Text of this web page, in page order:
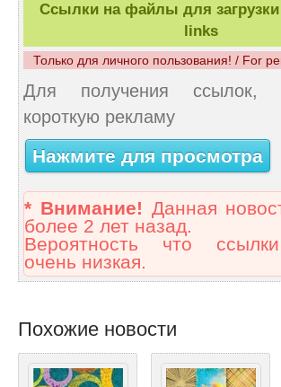
Ссылки на файлы для загрузки
links
Только для личного пользования! / For
Для получения ссылок,
короткую рекламу
Нажмите для просмотра
* Внимание! Данная
более 2 лет назад.
Вероятность что
очень низкая.
Похожие новости